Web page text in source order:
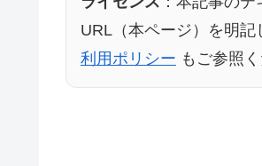
URL（本ページ）を明記
利用ポリシー もご参照く